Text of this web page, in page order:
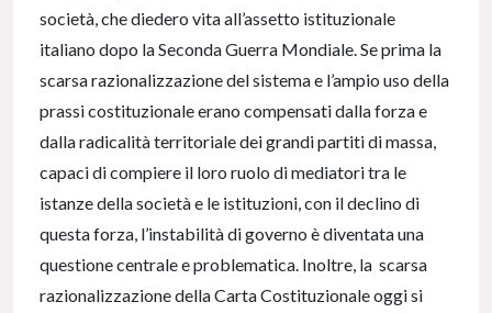
società, che diedero vita all’assetto istituzionale
italiano dopo la Seconda Guerra Mondiale. Se prima la
scarsa razionalizzazione del sistema e l’ampio uso della
prassi costituzionale erano compensati dalla forza e
dalla radicalità territoriale dei grandi partiti di massa,
capaci di compiere il loro ruolo di mediatori tra le
istanze della società e le istituzioni, con il declino di
questa forza, l’instabilità di governo è diventata una
questione centrale e problematica. Inoltre, la scarsa
razionalizzazione della Carta Costituzionale oggi si